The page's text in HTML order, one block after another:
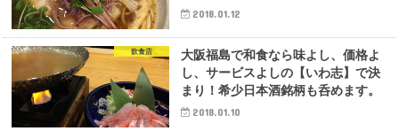
2018.01.12
飲食店
大阪福島で和食なら味よし、価格よ
し、サービスよしの【いわ志】で決
まり！希少日本酒銘柄も呑めます。
2018.01.10